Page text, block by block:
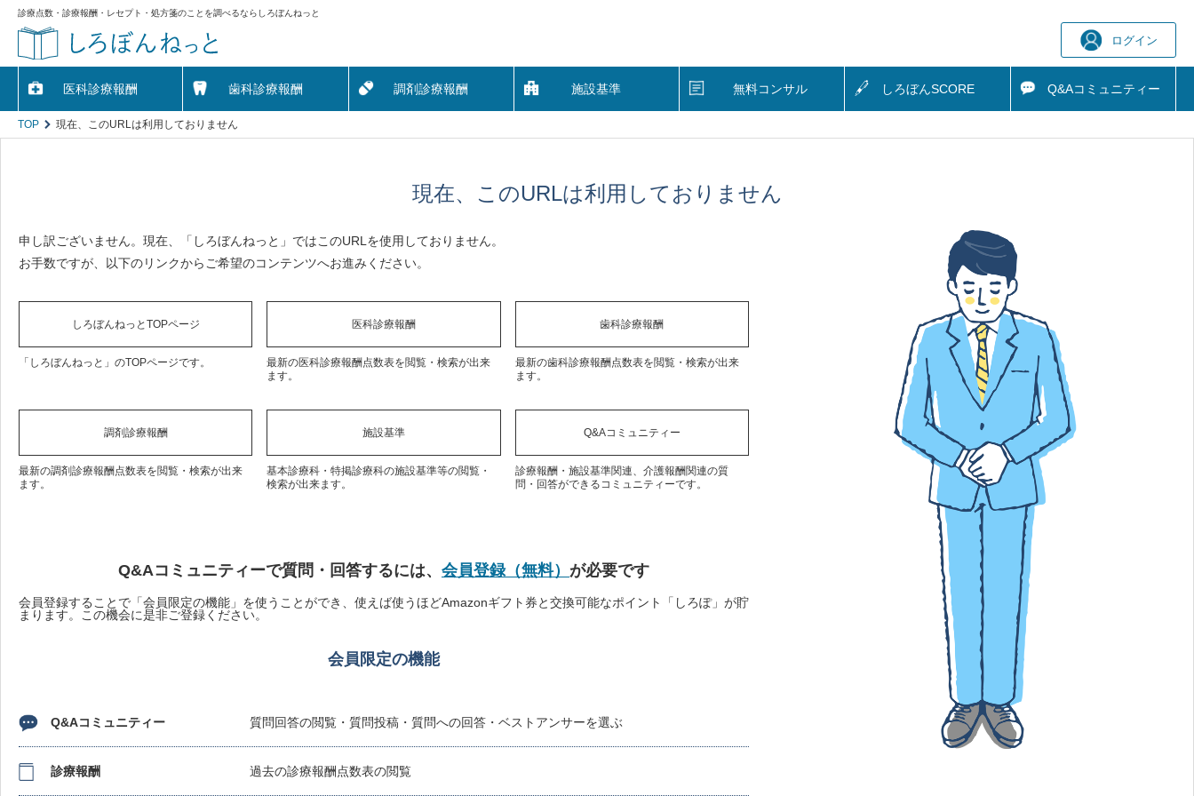
診療点数・診療報酬・レセプト・処方箋のことを調べるならしろぼんねっと
ログイン
医科診療報酬 歯科診療報酬 調剤診療報酬 施設基準 無料コンサル しろぼんSCORE Q&Aコミュニティー
TOP 現在、このURLは利用しておりません
現在、このURLは利用しておりません
申し訳ございません。現在、「しろぼんねっと」ではこのURLを使用しておりません。
お手数ですが、以下のリンクからご希望のコンテンツへお進みください。
しろぼんねっとTOPページ
「しろぼんねっと」のTOPページです。
医科診療報酬
最新の医科診療報酬点数表を閲覧・検索が出来
ます。
歯科診療報酬
最新の歯科診療報酬点数表を閲覧・検索が出来
ます。
調剤診療報酬
最新の調剤診療報酬点数表を閲覧・検索が出来
ます。
施設基準
基本診療科・特掲診療科の施設基準等の閲覧・
検索が出来ます。
Q&Aコミュニティー
診療報酬・施設基準関連、介護報酬関連の質
問・回答ができるコミュニティーです。
Q&Aコミュニティーで質問・回答するには、 会員登録（無料） が必要です
会員登録することで「会員限定の機能」を使うことができ、使えば使うほどAmazonギフト券と交換可能なポイント「しろぽ」が貯
まります。この機会に是非ご登録ください。
会員限定の機能
Q&Aコミュニティー 質問回答の閲覧・質問投稿・質問への回答・ベストアンサーを選ぶ
診療報酬 過去の診療報酬点数表の閲覧